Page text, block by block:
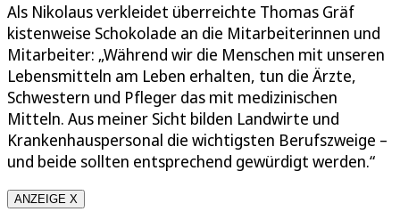
Als Nikolaus verkleidet überreichte Thomas Gräf
kistenweise Schokolade an die Mitarbeiterinnen und
Mitarbeiter: „Während wir die Menschen mit unseren
Lebensmitteln am Leben erhalten, tun die Ärzte,
Schwestern und Pfleger das mit medizinischen
Mitteln. Aus meiner Sicht bilden Landwirte und
Krankenhauspersonal die wichtigsten Berufszweige –
und beide sollten entsprechend gewürdigt werden.“
ANZEIGE X